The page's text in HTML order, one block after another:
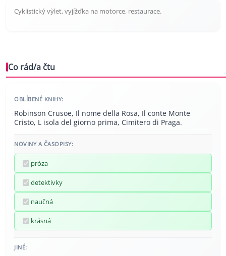
Cyklistický vỳlet, vyjížďka na motorce, restaurace.
Co rád/a čtu
OBLÍBENÉ KNIHY:
Robinson Crusoe, Il nome della Rosa, Il conte Monte
Cristo, L isola del giorno prima, Cimitero di Praga.
NOVINY A ČASOPISY:
próza
detektivky
naučná
krásná
JINÉ: